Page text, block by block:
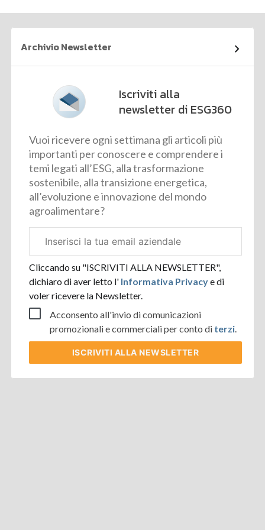
Archivio Newsletter
Iscriviti alla
newsletter di ESG360
Vuoi ricevere ogni settimana gli articoli più
importanti per conoscere e comprendere i
temi legati all’ESG, alla trasformazione
sostenibile, alla transizione energetica,
all’evoluzione e innovazione del mondo
agroalimentare?
aziendale
Cliccando su "ISCRIVITI ALLA NEWSLETTER",
dichiaro di aver letto l' Informativa Privacye di
voler ricevere la Newsletter.
Acconsento all'invio di comunicazioni
promozionali e commerciali per conto di terzi.
ISCRIVITI ALLA NEWSLETTER